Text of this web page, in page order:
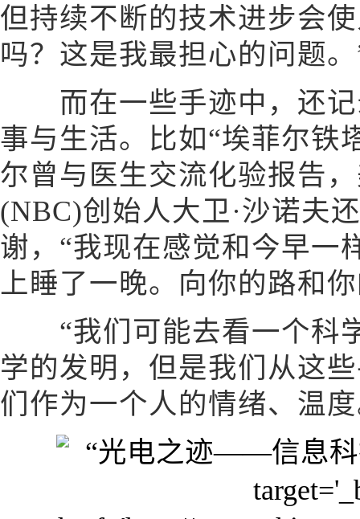
但持续不断的技术进步会
吗？这是我最担心的问题
而在一些手迹中，还记
事与生活。比如“埃菲尔铁
尔曾与医生交流化验报告
(NBC)创始人大卫·沙诺夫
谢，“我现在感觉和今早一
上睡了一晚。向你的路和
“我们可能去看一个科
学的发明，但是我们从这
们作为一个人的情绪、温